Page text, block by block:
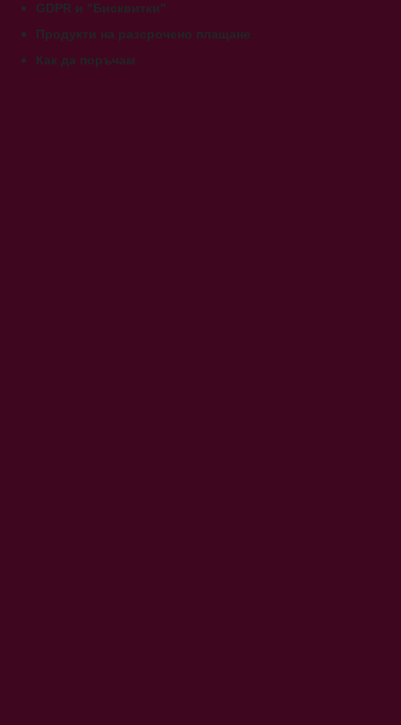
GDPR и "Бисквитки"
Продукти на разсрочено плащане
Как да поръчам